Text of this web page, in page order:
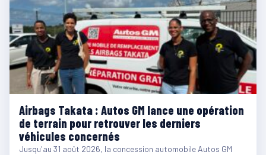
Airbags Takata : Autos GM lance une opération
de terrain pour retrouver les derniers
véhicules concernés
Jusqu'au 31 août 2026, la concession automobile Autos GM